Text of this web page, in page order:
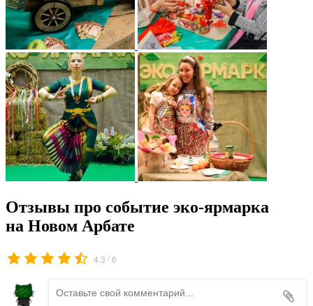
Отзывы про событие эко-ярмарка
на Новом Арбате
4.3 /6